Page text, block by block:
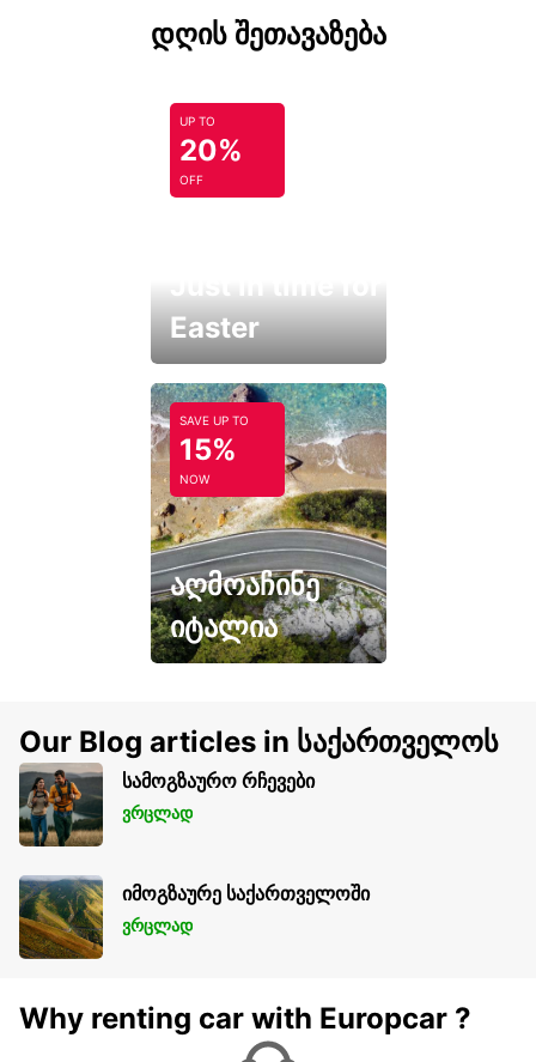
დღის შეთავაზება
UP TO
20%
OFF
Easter
SAVE UP TO
15%
NOW
აღმოაჩინე
იტალია
Our Blog articles in საქართველოს
სამოგზაურო რჩევები
ვრცლად
იმოგზაურე საქართველოში
ვრცლად
Why renting car with Europcar ?